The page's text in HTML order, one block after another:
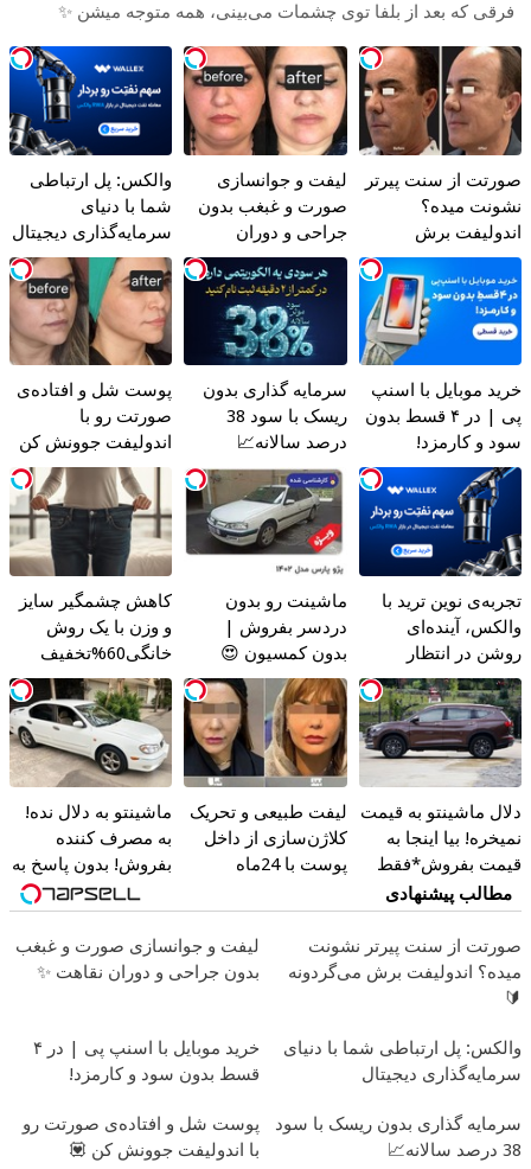
فرقی که بعد از بلفا توی چشمات می‌بینی، همه متوجه میشن ✨
صورتت از سنت پیرتر
نشونت میده؟
اندولیفت برش
می‌گردونه 🔰
لیفت و جوانسازی
صورت و غبغب بدون
جراحی و دوران
نقاهت ✨
والکس: پل ارتباطی
شما با دنیای
سرمایه‌گذاری دیجیتال
خرید موبایل با اسنپ
پی | در ۴ قسط بدون
سود و کارمزد!
سرمایه گذاری بدون
ریسک با سود 38
درصد سالانه📈
پوست شل و افتاده‌ی
صورتت رو با
اندولیفت جوونش کن
💟
تجربه‌ی نوین ترید با
والکس، آینده‌ای
روشن در انتظار
شماست
ماشینت رو بدون
دردسر بفروش |
بدون کمسیون 😍
کاهش چشمگیر سایز
و وزن با یک روش
خانگی60%تخفیف
دلال ماشینتو به قیمت
نمیخره! بیا اینجا به
قیمت بفروش*فقط
خریدار واقعی*
لیفت طبیعی و تحریک
کلاژن‌سازی از داخل
پوست با 24ماه
ماشینتو به دلال نده!
به مصرف کننده
بفروش! بدون پاسخ به
یک تماس
مطالب پیشنهادی
صورتت از سنت پیرتر نشونت
میده؟ اندولیفت برش می‌گردونه
🔰
لیفت و جوانسازی صورت و غبغب
بدون جراحی و دوران نقاهت ✨
والکس: پل ارتباطی شما با دنیای
سرمایه‌گذاری دیجیتال
خرید موبایل با اسنپ پی | در ۴
قسط بدون سود و کارمزد!
سرمایه گذاری بدون ریسک با سود
38 درصد سالانه📈
پوست شل و افتاده‌ی صورتت رو
با اندولیفت جوونش کن 💟